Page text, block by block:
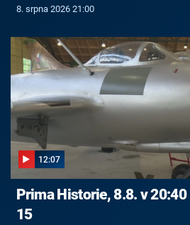
8. srpna 2026 21:00
12:07
Prima Historie, 8.8. v
15